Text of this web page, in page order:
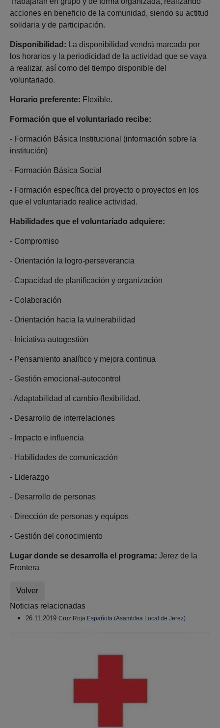
acciones en beneficio de la comunidad, siendo su actitud
solidaria y de participación.
Disponibilidad: La disponibilidad vendrá marcada por
los horarios y la periodicidad de la actividad que se vaya
a realizar, así como del tiempo disponible del
voluntariado.
Horario preferente: Flexible.
Formación que el voluntariado recibe:
- Formación Básica Institucional (información sobre la
institución)
- Formación Básica Social
- Formación específica del proyecto o proyectos en los
que el voluntariado realice actividad.
Habilidades que el voluntariado adquiere:
- Compromiso
- Orientación la logro-perseverancia
- Capacidad de planificación y organización
- Colaboración
- Orientación hacia la vulnerabilidad
- Iniciativa-autogestión
- Pensamiento analítico y mejora continua
- Gestión emocional-autocontrol
- Adaptabilidad al cambio-flexibilidad.
- Desarrollo de interrelaciones
- Impacto e influencia
- Habilidades de comunicación
- Liderazgo
- Desarrollo de personas
- Dirección de personas y equipos
- Gestión del conocimiento
Lugar donde se desarrolla el programa: Jerez de la
Frontera
Volver
Noticias relacionadas
26.11.2019 Cruz Roja Española (Asamblea Local de Jerez)